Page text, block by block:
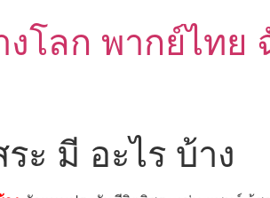
งโลก พากย์ไท
ะ มี อะไร บ้าง